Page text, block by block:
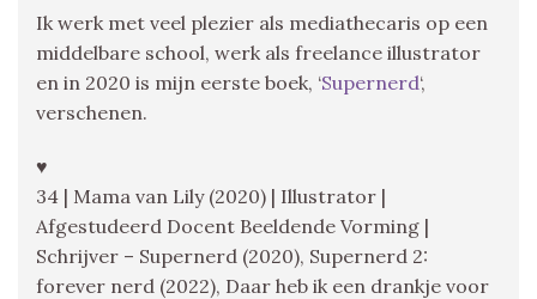
Ik werk met veel plezier als mediathecaris op een
middelbare school, werk als freelance illustrator
en in 2020 is mijn eerste boek, ‘Supernerd‘,
verschenen.
♥
34 | Mama van Lily (2020) | Illustrator |
Afgestudeerd Docent Beeldende Vorming |
Schrijver – Supernerd (2020), Supernerd 2:
forever nerd (2022), Daar heb ik een drankje voor